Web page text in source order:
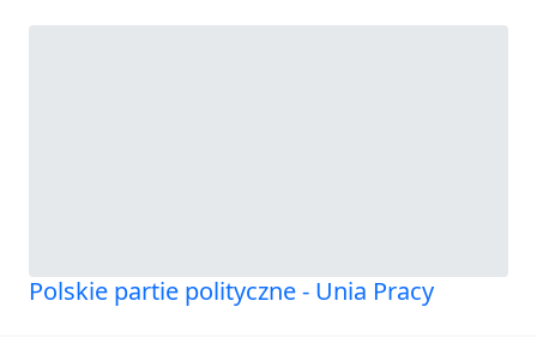
Polskie partie polityczne - Unia Pracy